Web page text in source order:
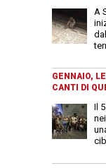
A
GENNAIO,
CANTI DI
Il